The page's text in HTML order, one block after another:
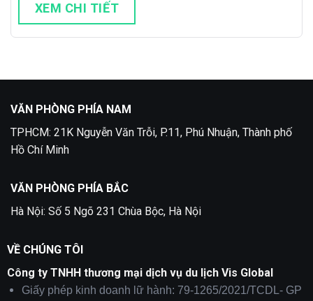
XEM CHI TIẾT
VĂN PHÒNG PHÍA NAM
TPHCM: 21K Nguyễn Văn Trỗi, P.11, Phú Nhuận, Thành phố
Hồ Chí Minh
VĂN PHÒNG PHÍA BẮC
Hà Nội: Số 5 Ngõ 231 Chùa Bộc, Hà Nội
VỀ CHÚNG TÔI
Công ty TNHH thương mại dịch vụ du lịch Vis Global
Giấy phép kinh doanh lữ hành: 79-1265/2021/TCDL- GP